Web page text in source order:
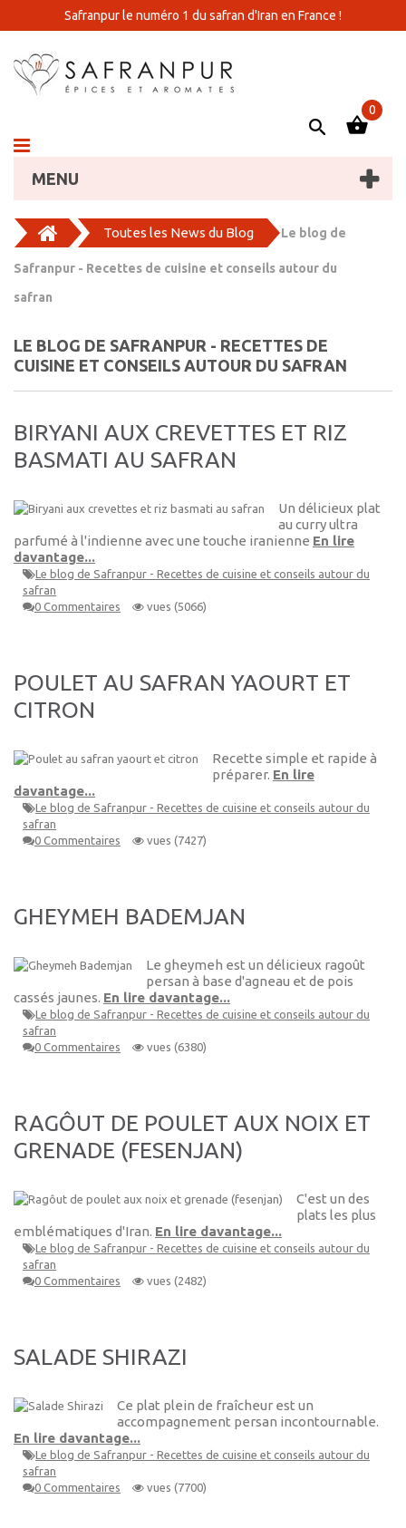
Safranpur le numéro 1 du safran d'Iran en France !
0
MENU
Toutes les News du Blog Le blog de
Safranpur - Recettes de cuisine et conseils autour du
safran
LE BLOG DE SAFRANPUR - RECETTES DE
CUISINE ET CONSEILS AUTOUR DU SAFRAN
BIRYANI AUX CREVETTES ET RIZ
BASMATI AU SAFRAN
Un délicieux plat
au curry ultra
parfumé à l'indienne avec une touche iranienne En lire
davantage...
Le blog de Safranpur - Recettes de cuisine et conseils autour du
safran
0 Commentaires
vues (5066)
POULET AU SAFRAN YAOURT ET
CITRON
Recette simple et rapide à
préparer. En lire
davantage...
Le blog de Safranpur - Recettes de cuisine et conseils autour du
safran
0 Commentaires
vues (7427)
GHEYMEH BADEMJAN
Le gheymeh est un délicieux ragoût
persan à base d'agneau et de pois
cassés jaunes. En lire davantage...
Le blog de Safranpur - Recettes de cuisine et conseils autour du
safran
0 Commentaires
vues (6380)
RAGÔUT DE POULET AUX NOIX ET
GRENADE (FESENJAN)
C'est un des
plats les plus
emblématiques d'Iran. En lire davantage...
Le blog de Safranpur - Recettes de cuisine et conseils autour du
safran
0 Commentaires
vues (2482)
SALADE SHIRAZI
Ce plat plein de fraîcheur est un
accompagnement persan incontournable.
En lire davantage...
Le blog de Safranpur - Recettes de cuisine et conseils autour du
safran
0 Commentaires
vues (7700)